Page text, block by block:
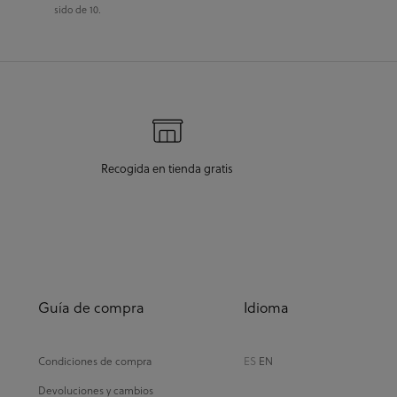
sido de 10.
Recogida en tienda gratis
Guía de compra
Condiciones de compra
Devoluciones y cambios
Idioma
ES EN